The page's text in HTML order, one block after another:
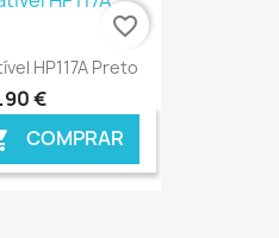
€ ONLINE
HP117A Preto
€
COMPRAR
favorite_border